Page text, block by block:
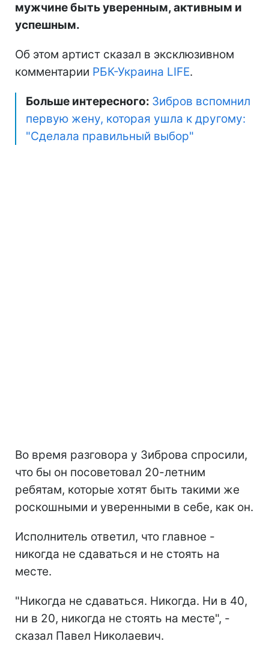
мужчине быть уверенным, активным и
успешным.
Об этом артист сказал в эксклюзивном
комментарии РБК-Украина LIFE.
Больше интересного: Зибров вспомнил
первую жену, которая ушла к другому:
"Сделала правильный выбор"
Во время разговора у Зиброва спросили,
что бы он посоветовал 20-летним
ребятам, которые хотят быть такими же
роскошными и уверенными в себе, как он.
Исполнитель ответил, что главное -
никогда не сдаваться и не стоять на
месте.
"Никогда не сдаваться. Никогда. Ни в 40,
ни в 20, никогда не стоять на месте", -
сказал Павел Николаевич.